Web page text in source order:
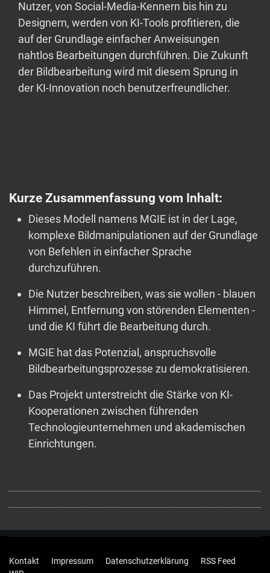
Nutzer, von Social-Media-Kennern bis hin zu
Designern, werden von KI-Tools profitieren, die
auf der Grundlage einfacher Anweisungen
nahtlos Bearbeitungen durchführen. Die Zukunft
der Bildbearbeitung wird mit diesem Sprung in
der KI-Innovation noch benutzerfreundlicher.
Kurze Zusammenfassung vom Inhalt:
Dieses Modell namens MGIE ist in der Lage,
komplexe Bildmanipulationen auf der Grundlage
von Befehlen in einfacher Sprache
durchzuführen.
Die Nutzer beschreiben, was sie wollen - blauen
Himmel, Entfernung von störenden Elementen -
und die KI führt die Bearbeitung durch.
MGIE hat das Potenzial, anspruchsvolle
Bildbearbeitungsprozesse zu demokratisieren.
Das Projekt unterstreicht die Stärke von KI-
Kooperationen zwischen führenden
Technologieunternehmen und akademischen
Einrichtungen.
Kontakt Impressum Datenschutzerklärung
RSS Feed